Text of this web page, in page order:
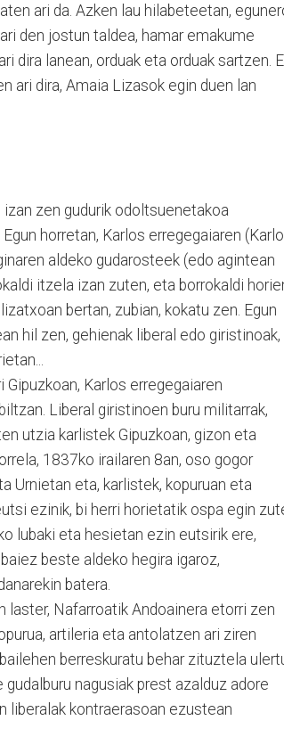
ari da. Azken lau hilabeteetan,
den jostun taldea, hamar emakume
dira lanean, orduak eta orduak sartzen.
ari dira, Amaia Lizasok egin duen lan
zen gudurik odoltsuenetakoa
horretan, Karlos erregegaiaren
aldeko gudarosteek (edo agintean
itzela izan zuten, eta borrokaldi
bertan, zubian, kokatu zen. Egun
hil zen, gehienak liberal edo giristinoak,
Karlos erregegaiaren
Liberal giristinoen buru militarrak,
utzia karlistek Gipuzkoan, gizon eta
1837ko irailaren 8an, oso gogor
Urnietan eta, karlistek, kopuruan eta
ezinik, bi herri horietatik ospa egin
lubaki eta hesietan ezin eutsirik ere,
beste aldeko hegira igaroz,
batera.
laster, Nafarroatik Andoainera etorri zen
artileria eta antolatzen ari ziren
berreskuratu behar zituztela
nagusiak prest azalduz adore
liberalak kontraerasoan ezustean